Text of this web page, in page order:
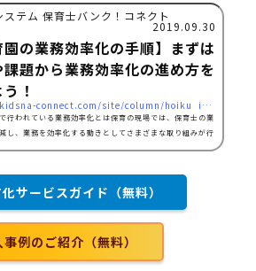
テム 保育士バンク！コネクト
2019.09.30
園の業務効率化の手順】まずは
課題から業務効率化の進め方を
！
https://kidsna-connect.com/site/column/hoiku_ict/790
行われている業務効率化とは保育の現場では、保育士の業
し、業務を効率化する動きとしてさまざまな取り組みが行
す。保育園で行われている業務効率化の取り組み例を紹介し
書、連絡帳や請求書などの多くの手書き業務があります。
よって、発生する頻度は異なるものの、手作業で行うこと
時間がかかるなどといった意見も多くあるようです。そのた
は、このように手作業で行う書類作成をIC…
サービスガイド（無料）
例のご紹介（無料）